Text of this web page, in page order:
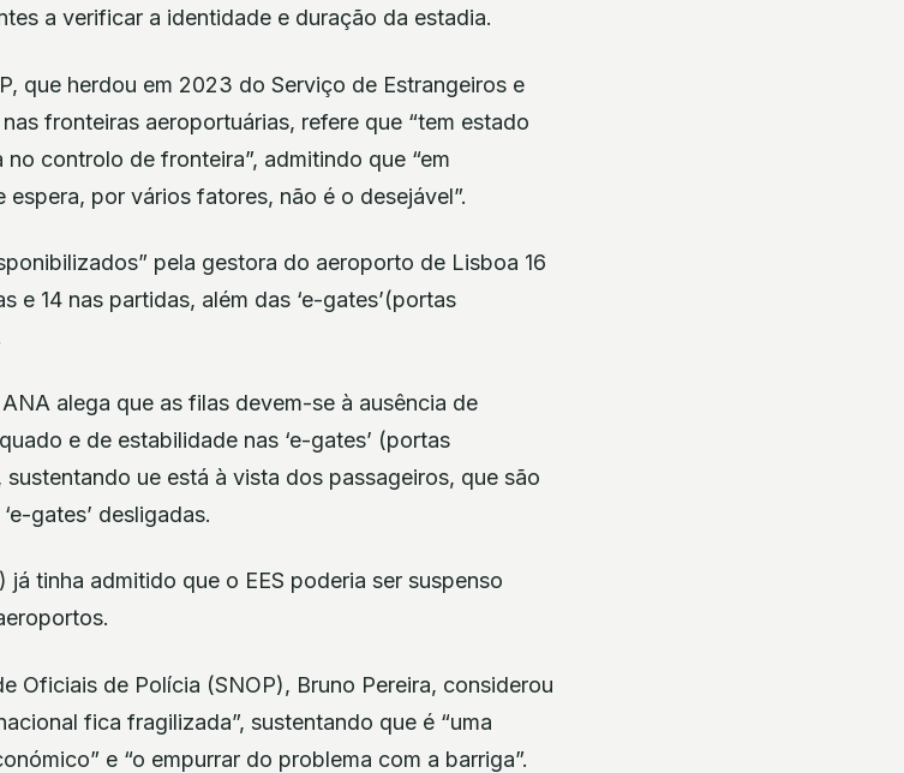
a verificar a identidade e duração da estadia.
que herdou em 2023 do Serviço de Estrangeiros e
fronteiras aeroportuárias, refere que “tem estado
controlo de fronteira”, admitindo que “em
por vários fatores, não é o desejável”.
pela gestora do aeroporto de Lisboa 16
e 14 nas partidas, além das ‘e-gates’(portas
alega que as filas devem-se à ausência de
e de estabilidade nas ‘e-gates’ (portas
ue está à vista dos passageiros, que são
gates’ desligadas.
já tinha admitido que o EES poderia ser suspenso
Oficiais de Polícia (SNOP), Bruno Pereira, considerou
fica fragilizada”, sustentando que é “uma
e “o empurrar do problema com a barriga”.